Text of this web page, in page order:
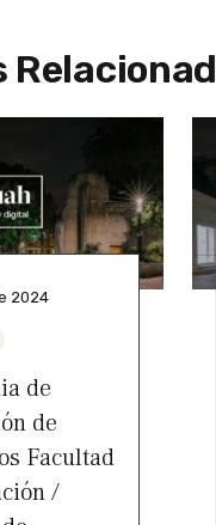
2024
de
de
Facultad
/